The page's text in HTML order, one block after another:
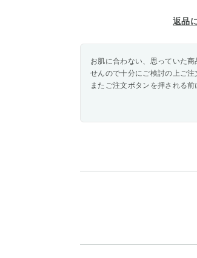
返品
お肌に合わない、思っていた
せんので十分にご検討の上ご注
またご注文ボタンを押される